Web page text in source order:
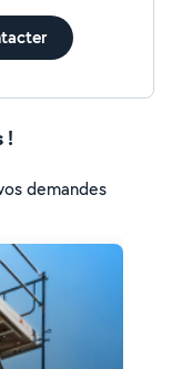
!
demandes